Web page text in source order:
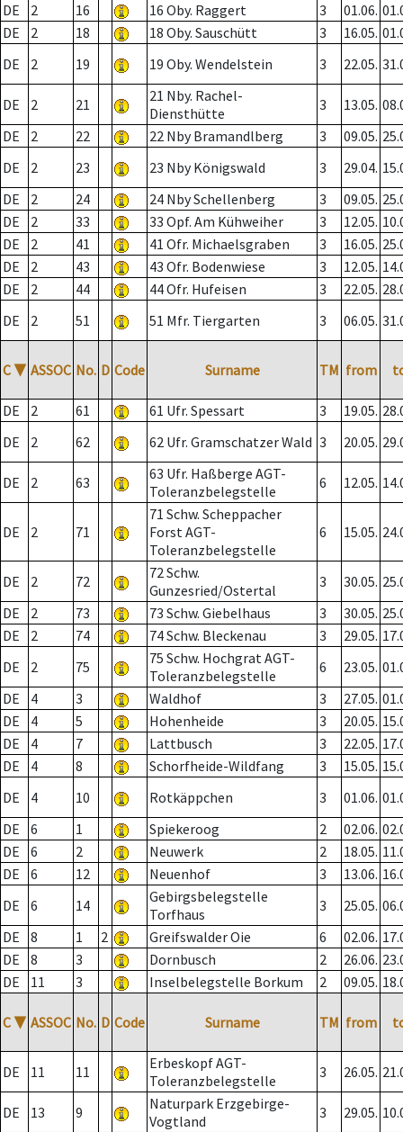
DE
2 16 16 Oby. Raggert 3 01.06.
DE
2 18 18 Oby. Sauschütt 3 16.05.
DE
2 19 19 Oby. Wendelstein 3 22.05.
DE 2 21
21 Nby. Rachel-
Diensthütte
3 13.05.
DE
2 22 22 Nby Bramandlberg 3 09.05.
DE
2 23 23 Nby Königswald 3 29.04.
DE
2 24 24 Nby Schellenberg 3 09.05.
DE
2 33 33 Opf. Am Kühweiher 3 12.05.
DE
2 41 41 Ofr. Michaelsgraben 3 16.05.
DE
2 43 43 Ofr. Bodenwiese 3 12.05.
DE
2 44 44 Ofr. Hufeisen 3 22.05.
DE
2 51 51 Mfr. Tiergarten 3 06.05.
C ▼ ASSOC No. D Code Surname TM from
DE 2 61 61 Ufr. Spessart 3 19.05.
DE
2 62 62 Ufr. Gramschatzer Wald 3 20.05.
DE 2 63
63 Ufr. Haßberge AGT-
Toleranzbelegstelle
6 12.05.
DE 2 71
71 Schw. Scheppacher
Forst AGT-
Toleranzbelegstelle
6 15.05.
DE 2 72
72 Schw.
Gunzesried/Ostertal
3 30.05.
DE
2 73 73 Schw. Giebelhaus 3 30.05.
DE
2 74 74 Schw. Bleckenau 3 29.05.
DE
2 75
75 Schw. Hochgrat AGT-
Toleranzbelegstelle
6 23.05.
DE
4 3 Waldhof 3 27.05.
DE
4 5 Hohenheide 3 20.05.
DE
4 7 Lattbusch 3 22.05.
DE
4 8 Schorfheide-Wildfang 3 15.05.
DE
4 10 Rotkäppchen 3 01.06.
DE
6 1 Spiekeroog 2 02.06.
DE
6 2 Neuwerk 2 18.05.
DE
6 12 Neuenhof 3 13.06.
DE
6 14
Gebirgsbelegstelle
Torfhaus
3 25.05.
DE
8 1 2 Greifswalder Oie 6 02.06.
DE
8 3 Dornbusch 2 26.06.
DE
11 3 Inselbelegstelle Borkum 2 09.05.
C ▼ ASSOC No. D Code Surname TM from
DE 11 11
Erbeskopf AGT-
Toleranzbelegstelle
3 26.05.
DE 13 9
Naturpark Erzgebirge-
Vogtland
3 29.05.